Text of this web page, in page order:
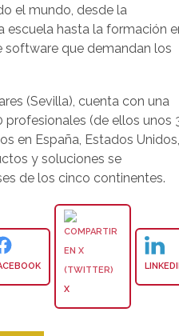
el mundo, desde la
escuela hasta la formación
que demandan los
(Sevilla), cuenta con una
profesionales (de ellos unos
en España, Estados
y soluciones se
de los cinco continentes.
X